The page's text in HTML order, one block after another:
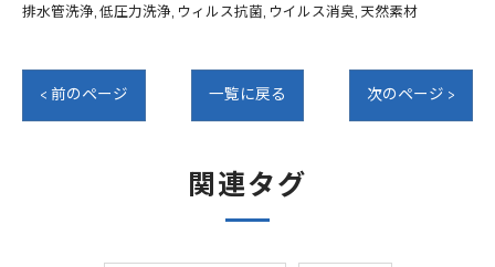
排水管洗浄 低圧力洗浄 ウィルス抗菌 ウイルス消臭 天然素材
< 前のページ 一覧に戻る 次のページ >
関連タグ